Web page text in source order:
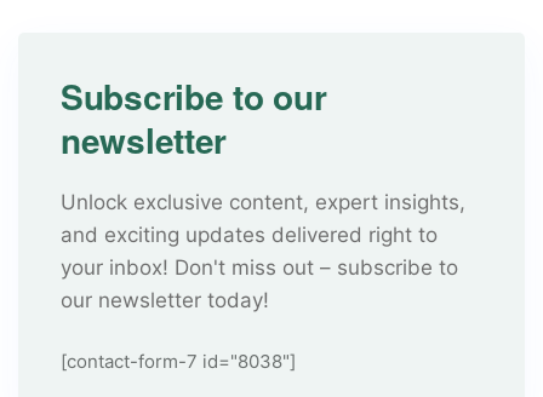
Subscribe to our
newsletter
Unlock exclusive content, expert insights,
and exciting updates delivered right to
your inbox! Don't miss out – subscribe to
our newsletter today!
[contact-form-7 id="8038"]